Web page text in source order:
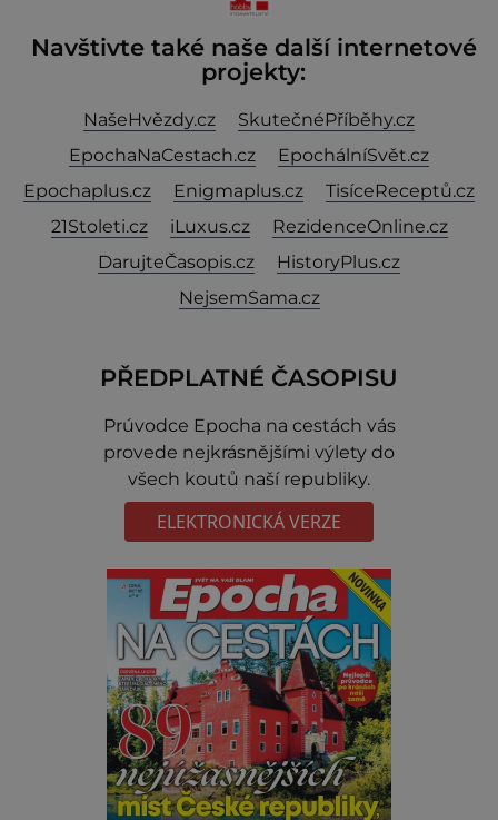
Navštivte také naše další internetové
projekty:
NašeHvězdy.cz
SkutečnéPříběhy.cz
EpochaNaCestach.cz
EpochálníSvět.cz
Epochaplus.cz
Enigmaplus.cz
TisíceReceptů.cz
21Stoleti.cz
iLuxus.cz
RezidenceOnline.cz
DarujteČasopis.cz
HistoryPlus.cz
NejsemSama.cz
PŘEDPLATNÉ ČASOPISU
Prúvodce Epocha na cestách vás
provede nejkrásnějšími výlety do
všech koutů naší republiky.
ELEKTRONICKÁ VERZE